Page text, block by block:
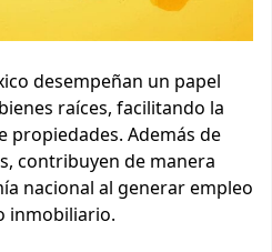
desempeñan un papel
raíces, facilitando la
propiedades. Además de
contribuyen de manera
nacional al generar empleo
inmobiliario.